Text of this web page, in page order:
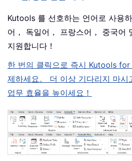
Kutools 를 선호하는 언어로 사용
어， 독일어， 프랑스어， 중국어
지원합니다！
한 번의 클릭으로 즉시 Kutools
제하세요。 더 이상 기다리지 마시
업무 효율을 높이세요！